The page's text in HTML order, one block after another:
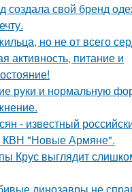
создала свой бренд
но не от всего
активность, питание и
руки и нормальную
- известный
КВН "Новые Армяне".
Крус выглядит